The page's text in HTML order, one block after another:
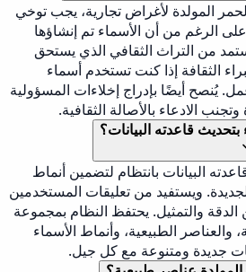
المولدة لأغراض تجارية، يجب توخي
الرغم من أن الأسماء تم إنشاؤها
من التراث الثقافي الذي يستحق
الثقافة إذا كنت تستخدم أسماء
يُنصح أيضًا بإدراج إخلاءات المسؤولية
الادعاء بالأصالة الثقافية.
قاعدته البيانات؟
البيانات بانتظام لتضمين أنماط
ويستفيد من تعليقات المستخدمين
والتمثيل. يحتفظ النظام بمجموعة
والعناصر الطبيعية، وأنماط الأسماء
جديدة ومتنوعة مع كل جيل.